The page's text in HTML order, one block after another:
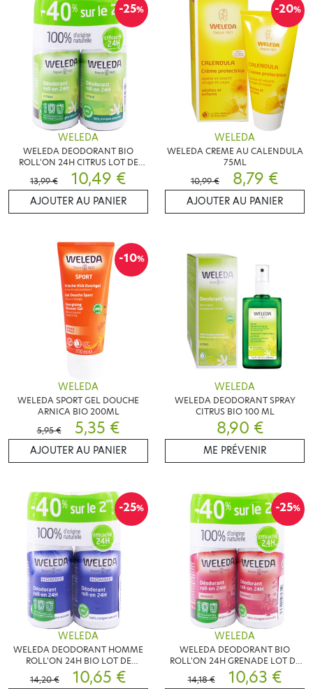
-25%
WELEDA
WELEDA DEODORANT BIO
ROLL'ON 24H CITRUS LOT DE
2X50ML
13,99 € 10,49 €
AJOUTER AU PANIER
-20%
WELEDA
WELEDA CREME AU CALENDULA
75ML
10,99 €
8,79 €
AJOUTER AU PANIER
-10%
WELEDA
WELEDA SPORT GEL DOUCHE
ARNICA BIO 200ML
5,95 €
5,35 €
AJOUTER AU PANIER
WELEDA
WELEDA DEODORANT SPRAY
CITRUS BIO 100 ML
8,90 €
ME PRÉVENIR
-25%
WELEDA
WELEDA DEODORANT HOMME
ROLL'ON 24H BIO LOT DE
2X50ML
14,20 € 10,65 €
-25%
WELEDA
WELEDA DEODORANT BIO
ROLL'ON 24H GRENADE LOT DE
2X50ML
14,18 € 10,63 €